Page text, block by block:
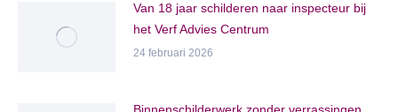
Van 18 jaar schilderen naar inspecteur bij
het Verf Advies Centrum
24 februari 2026